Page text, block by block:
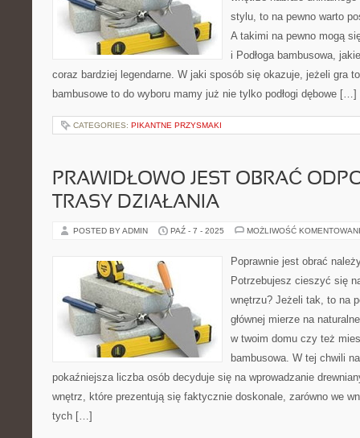
stylu, to na pewno warto
A takimi na pewno mogą
i Podłoga bambusowa,
coraz bardziej legendarne. W jaki sposób się okazuje, jeżeli gra
bambusowe to do wyboru mamy już nie tylko podłogi dębowe […]
CATEGORIES: PIKANTNE PRZYSMAKI
PRAWIDŁOWO JEST OBRAĆ
TRASY DZIAŁANIA
POSTED BY ADMIN PAŹ - 7 - 2025 MOŻLIWOŚĆ
Poprawnie jest obrać
Potrzebujesz cieszyć się
wnętrzu? Jeżeli tak, to na
głównej mierze na
w twoim domu czy też
bambusowa. W tej chwili
pokaźniejsza liczba osób decyduje się na wprowadzanie
wnętrz, które prezentują się faktycznie doskonale, zarówno we
tych […]